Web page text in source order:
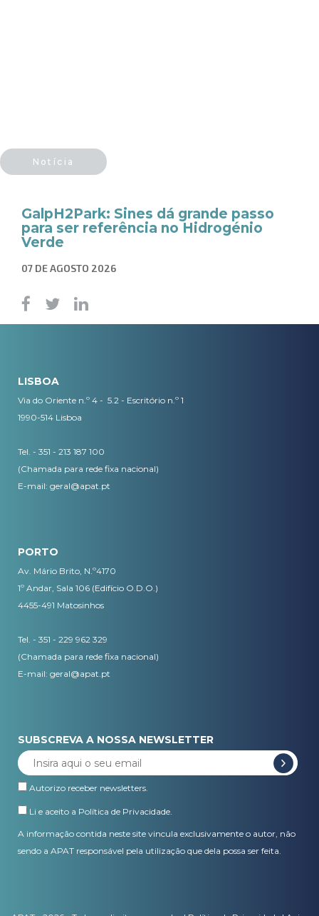
Notícia
GalpH2Park: Sines dá grande passo
para ser referência no Hidrogénio
Verde
07 DE AGOSTO 2026
LISBOA
Via do Oriente n.º 4 - 5.2 - Escritório n.º 1
1990-514 Lisboa
Tel. - 351 - 213 187 100
(Chamada para rede fixa nacional)
E-mail: geral@apat.pt
PORTO
Av. Mário Brito, N.º4170
1º Andar, Sala 106 (Edifício O.D.O.)
4455-491 Matosinhos
Tel. - 351 - 229 962 329
(Chamada para rede fixa nacional)
E-mail: geral@apat.pt
SUBSCREVA A NOSSA NEWSLETTER
Autorizo receber newsletters.
Li e aceito a Política de Privacidade.
A informação contida neste site vincula exclusivamente o autor, não
sendo a APAT responsável pela utilização que dela possa ser feita.